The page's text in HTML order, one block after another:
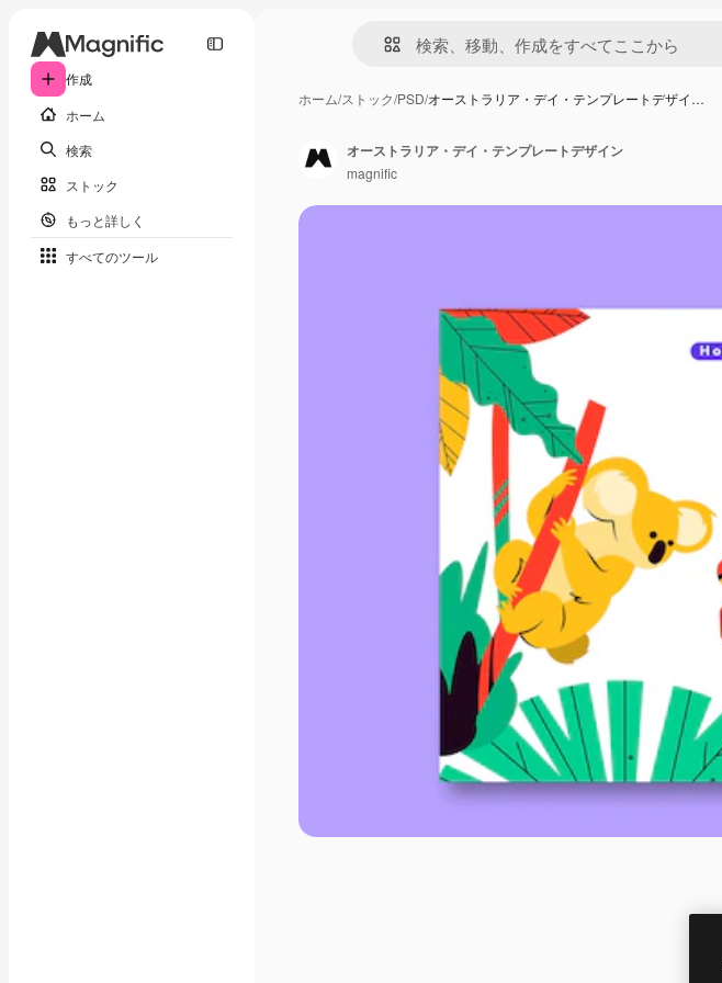
作成
ホーム
検索
ストック
もっと詳しく
すべてのツール
ホーム/ストック/PSD/オーストラリア・デイ・テンプレートデザイ…
オーストラリア・デイ・テンプレートデザイン
magnific